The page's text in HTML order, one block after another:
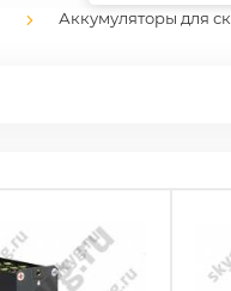
Аккумуляторы для